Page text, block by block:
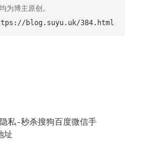
为博主原创。
blog.suyu.uk/384.html
私-秒杀搜狗百度微信手
址